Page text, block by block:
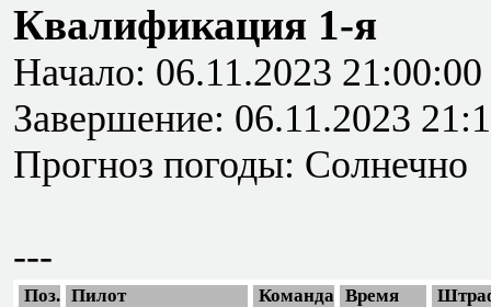
Квалификация 1-я
Начало: 06.11.2023 21:00:00
Завершение: 06.11.2023
Прогноз погоды: Солнечно
---
Поз. Пилот Команда Время